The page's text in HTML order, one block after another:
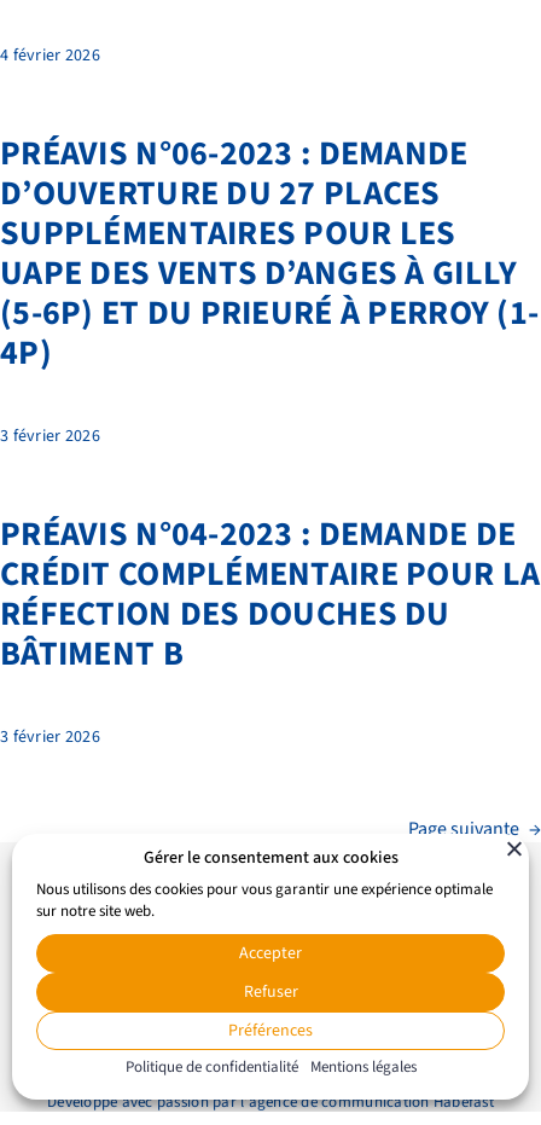
4 février 2026
PRÉAVIS N°06-2023 : DEMANDE
D’OUVERTURE DU 27 PLACES
SUPPLÉMENTAIRES POUR LES
UAPE DES VENTS D’ANGES À GILLY
(5-6P) ET DU PRIEURÉ À PERROY (1-
4P)
3 février 2026
PRÉAVIS N°04-2023 : DEMANDE DE
CRÉDIT COMPLÉMENTAIRE POUR LA
RÉFECTION DES DOUCHES DU
BÂTIMENT B
3 février 2026
Page suivante →
© 2024 Enfance & Jeunesse |Mentions Légales|Recrutement
Bibliothèque|Contact
Développé avec passion par l’agence de communication Habefast
Gérer le consentement aux cookies
Nous utilisons des cookies pour vous garantir une expérience optimale
sur notre site web.
Accepter
Refuser
Préférences
Politique de confidentialité Mentions légales